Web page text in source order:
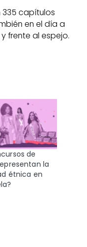
capítulos
en el día a
frente al espejo.
de
la
étnica en